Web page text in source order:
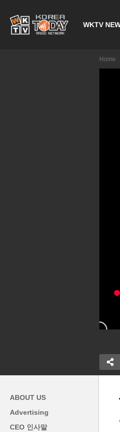
WKTV
Home
위해 ‘여행
한국총선 ‘
ABOUT US
Advertising
CEO 인사말